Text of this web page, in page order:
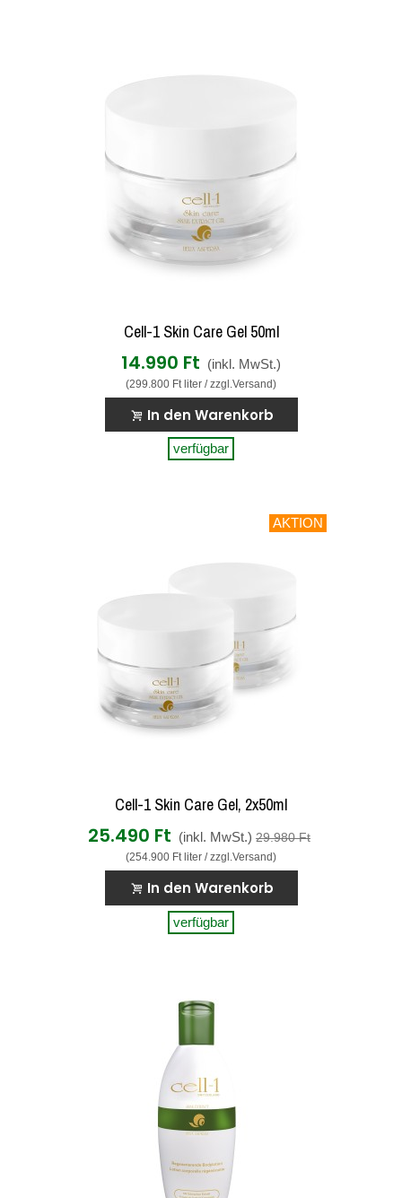
Cell-1 Skin Care Gel 50ml
14.990 Ft (inkl. MwSt.)
(299.800 Ft liter / zzgl.Versand)
In den Warenkorb
verfügbar
AKTION
Cell-1 Skin Care Gel, 2x50ml
25.490 Ft (inkl. MwSt.) 29.980 Ft
(254.900 Ft liter / zzgl.Versand)
In den Warenkorb
verfügbar